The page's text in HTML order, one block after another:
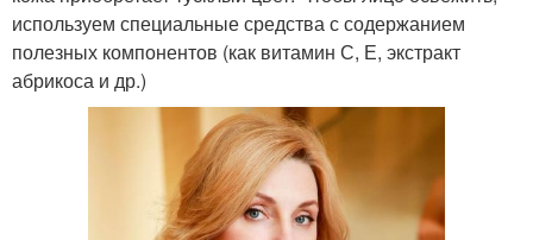
используем специальные средства с содержанием
полезных компонентов (как витамин С, Е, экстракт
абрикоса и др.)